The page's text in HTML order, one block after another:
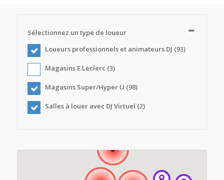
Sélectionnez un type de loueur
Loueurs professionnels et animateurs DJ (93)
Magasins E.Leclerc (3)
Magasins Super/Hyper U (98)
Salles à louer avec DJ Virtuel (2)
3